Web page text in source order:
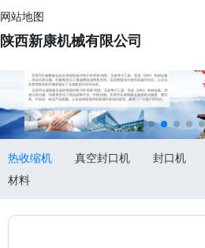
网站地图
陕西新康机械有限公司
热收缩机 真空封口机 封口机
材料